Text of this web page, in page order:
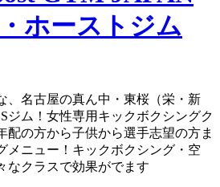
、名古屋の真ん中・東桜（栄・新
ジム！女性専用キックボクシングク
配の方から子供から選手志望の方ま
メニュー！キックボクシング・空
なクラスで効果がでます